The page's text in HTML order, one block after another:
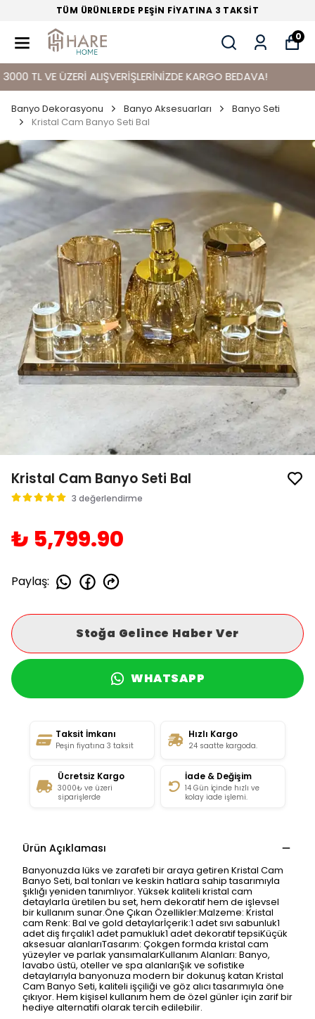
TÜM ÜRÜNLERDE PEŞİN FİYATINA 3 TAKSİT
0
VE ÜZERİ ALIŞVERİŞLERİNİZDE KARGO BEDAVA!
Banyo Dekorasyonu Banyo Aksesuarları
Banyo Seti
Kristal Cam Banyo Seti Bal
Kristal Cam Banyo Seti Bal
3 değerlendirme
₺ 5,799.90
Paylaş:
Stoğa Gelince Haber Ver
WHATSAPP
Taksit İmkanı
Peşin fiyatına 3 taksit
Hızlı Kargo
24 saatte kargoda.
Ücretsiz Kargo
3000₺ ve üzeri
siparişlerde
İade & Değişim
14 Gün İçinde hızlı ve
kolay iade işlemi.
Ürün Açıklaması
Banyonuzda lüks ve zarafeti bir araya getiren Kristal Cam
Banyo Seti, bal tonları ve keskin hatlara sahip tasarımıyla
şıklığı yeniden tanımlıyor. Yüksek kaliteli kristal cam
detaylarla üretilen bu set, hem dekoratif hem de işlevsel
bir kullanım sunar.Öne Çıkan Özellikler:Malzeme: Kristal
cam Renk: Bal ve gold detaylarİçerik:1 adet sıvı sabunluk1
adet diş fırçalık1 adet pamukluk1 adet dekoratif tepsiKüçük
aksesuar alanlarıTasarım: Çokgen formda kristal cam
yüzeyler ve parlak yansımalarKullanım Alanları: Banyo,
lavabo üstü, oteller ve spa alanlarıŞık ve sofistike
detaylarıyla banyonuza modern bir dokunuş katan Kristal
Cam Banyo Seti, kaliteli işçiliği ve göz alıcı tasarımıyla öne
çıkıyor. Hem kişisel kullanım hem de özel günler için zarif bir
hediye alternatifi olarak tercih edilebilir.